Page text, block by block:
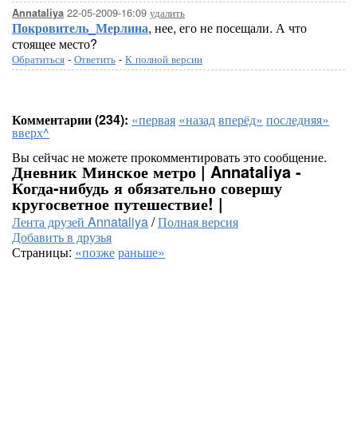
Annataliya 22-05-2009-16:09 удалить
Покровитель_Мерлина, нее, его не посещали. А что
стоящее место?
Обратиться - Ответить - К полной версии
Комментарии (234): «первая «назадвперёд» последняя»
вверх^
Вы сейчас не можете прокомментировать это сообщение.
Дневник Минское метро | Annataliya -
Когда-нибудь я обязательно совершу
кругосветное путешествие! |
Лента друзей Annataliya/Полная версия
Добавить в друзья
Страницы: «позжераньше»